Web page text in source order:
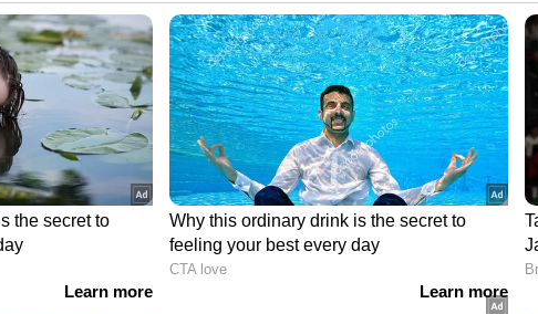
ഡി ശിൽപ്പ ഐ പി എസിന്‍റെ നിർദ്ദേശാനുസരണം വർക്കല ഡി
നേതൃത്വത്തിൽ വർക്കല എസ് എച് ഓ സനോജ്
സബ് ഇൻസ്പെക്ടർ രാഹുൽ പി ആർ, അസ്സി. സബ്
ലിജോ ടോം ജോസ്, എസ്സ് സി പി ഓ മാരായ ഹേമ,
പ്രശാന്തകുമാരൻ,ഷജീർ,എന്നിവർ ഉൾപ്പെട്ട
ചെയ്തത്. പ്രതിയെ കോടതിയിൽ ഹാജരാക്കി റിമാൻഡ്